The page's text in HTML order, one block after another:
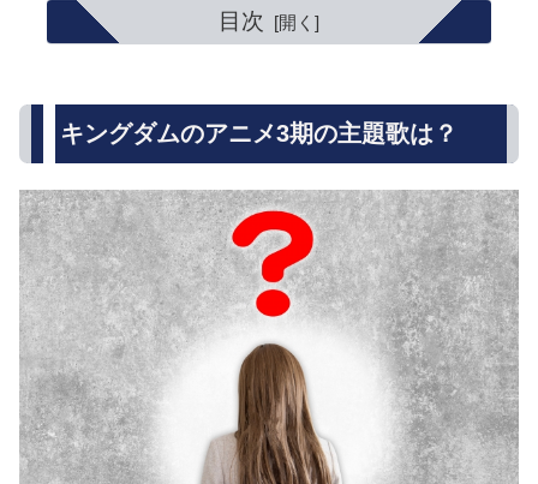
目次
キングダムのアニメ3期の主題歌は？